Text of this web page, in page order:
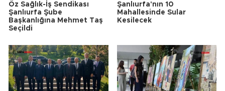
Öz Sağlık-İş Sendikası
Şanlıurfa Şube
Başkanlığına Mehmet Taş
Seçildi
Şanlıurfa'nın 10
Mahallesinde Sular
Kesilecek